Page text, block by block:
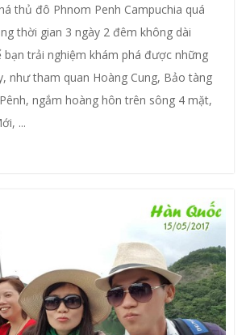
thủ đô Phnom Penh Campuchia quá
thời gian 3 ngày 2 đêm không dài
trải nghiệm khám phá được những
như tham quan Hoàng Cung, Bảo tàng
ngắm hoàng hôn trên sông 4 mặt,
...